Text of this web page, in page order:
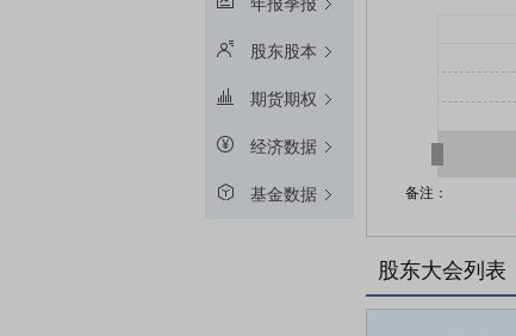
年报季报
股东股本
期货期权
经济数据
基金数据 备注：
股东大会列表